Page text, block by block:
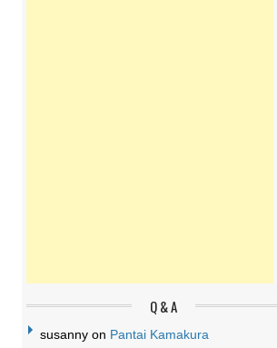
Q & A
susannyon Pantai Kamakura